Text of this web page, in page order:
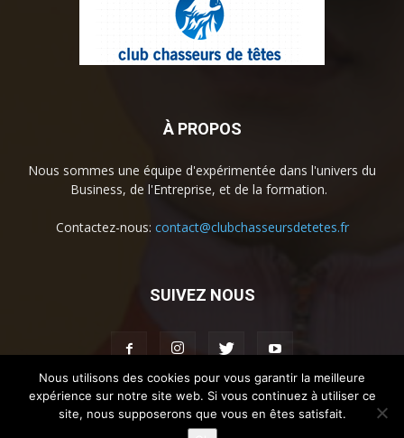
À PROPOS
Nous sommes une équipe d'expérimentée dans l'univers du
Business, de l'Entreprise, et de la formation.
Contactez-nous: contact@clubchasseursdetetes.fr
SUIVEZ NOUS
Accueil La societe Contact Mentions légales
Nous utilisons des cookies pour vous garantir la meilleure
expérience sur notre site web. Si vous continuez à utiliser ce
site, nous supposerons que vous en êtes satisfait.